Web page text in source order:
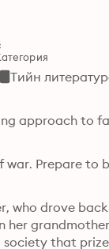
Тийн
approach to
Prepare to
who drove
her
that